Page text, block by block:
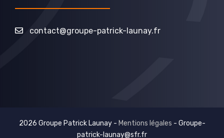
contact@groupe-patrick-launay.fr
2026 Groupe Patrick Launay - Mentions légales - Groupe-
patrick-launay@sfr.fr